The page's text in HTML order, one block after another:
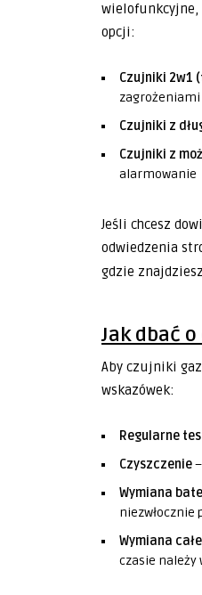
wielofunkcyjne,
opcji:
Czujniki 2w1
zagrożeniami
Czujniki z
Czujniki z
alarmowanie
Jeśli chcesz
odwiedzenia
gdzie
Jak dbać
Aby czujniki
wskazówek:
Regularne
Czyszczenie
Wymiana
niezwłocznie
Wymiana
czasie należy